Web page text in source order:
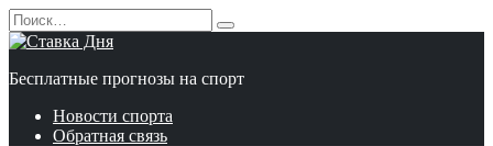
Перейти
к
содержанию
Search
for:
Бесплатные прогнозы на спорт
Новости спорта
Обратная связь